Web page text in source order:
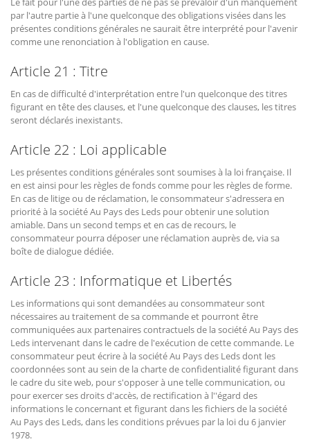
par l'autre partie à l'une quelconque des obligations visées dans les
présentes conditions générales ne saurait être interprété pour l'avenir
comme une renonciation à l'obligation en cause.
Article 21 : Titre
En cas de difficulté d'interprétation entre l'un quelconque des titres
figurant en tête des clauses, et l'une quelconque des clauses, les titres
seront déclarés inexistants.
Article 22 : Loi applicable
Les présentes conditions générales sont soumises à la loi française. Il
en est ainsi pour les règles de fonds comme pour les règles de forme.
En cas de litige ou de réclamation, le consommateur s'adressera en
priorité à la société Au Pays des Leds pour obtenir une solution
amiable. Dans un second temps et en cas de recours, le
consommateur pourra déposer une réclamation auprès de, via sa
boîte de dialogue dédiée.
Article 23 : Informatique et Libertés
Les informations qui sont demandées au consommateur sont
nécessaires au traitement de sa commande et pourront être
communiquées aux partenaires contractuels de la société Au Pays des
Leds intervenant dans le cadre de l'exécution de cette commande. Le
consommateur peut écrire à la société Au Pays des Leds dont les
coordonnées sont au sein de la charte de confidentialité figurant dans
le cadre du site web, pour s'opposer à une telle communication, ou
pour exercer ses droits d'accès, de rectification à l''égard des
informations le concernant et figurant dans les fichiers de la société
Au Pays des Leds, dans les conditions prévues par la loi du 6 janvier
1978.